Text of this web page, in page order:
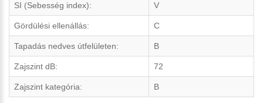
SI (Sebesség index): V
Gördülési ellenállás: C
Tapadás nedves útfelületen: B
Zajszint dB: 72
Zajszint kategória: B